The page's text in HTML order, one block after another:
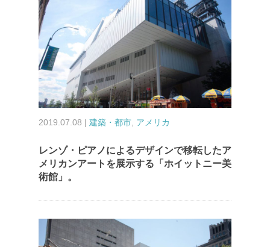
2019.07.08 | 建築・都市 アメリカ
レンゾ・ピアノによるデザインで移転したア
メリカンアートを展示する「ホイットニー美
術館」。